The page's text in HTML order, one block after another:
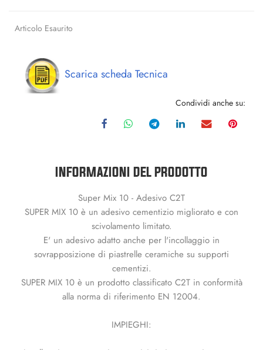
Articolo Esaurito
Scarica scheda Tecnica
Condividi anche su:
INFORMAZIONI DEL PRODOTTO
Super Mix 10 - Adesivo C2T
SUPER MIX 10 è un adesivo cementizio migliorato e con
scivolamento limitato.
E' un adesivo adatto anche per l'incollaggio in
sovrapposizione di piastrelle ceramiche su supporti
cementizi.
SUPER MIX 10 è un prodotto classificato C2T in conformità
alla norma di riferimento EN 12004.
IMPIEGHI: